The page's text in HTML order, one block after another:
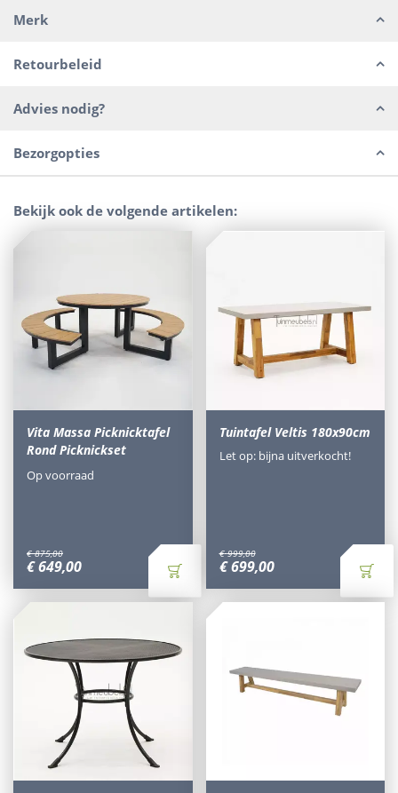
Merk
Retourbeleid
Advies nodig?
Bezorgopties
Bekijk ook de volgende artikelen:
Vita Massa Picknicktafel
Rond Picknickset
€ 875,00
€649,00
Op voorraad
Tuintafel Veltis 180x90cm
€ 999,00
€ 699,00
Let op: bijna uitverkocht!